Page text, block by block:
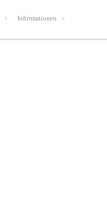
Informationen